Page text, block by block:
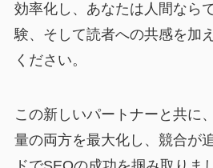
効率化し、あなたは人間なら
験、そして読者への共感を加
ください。
この新しいパートナーと共に
量の両方を最大化し、競合が